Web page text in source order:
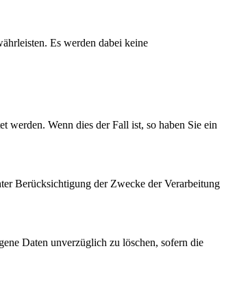
Es werden dabei keine
werden. Wenn dies der Fall ist, so haben Sie ein
Berücksichtigung der Zwecke der Verarbeitung
Daten unverzüglich zu löschen, sofern die